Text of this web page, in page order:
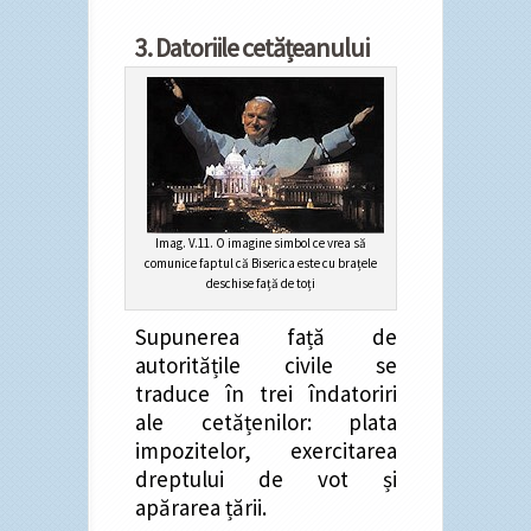
3. Datoriile cetățeanului
Imag. V.11. O imagine simbol ce vrea să
comunice faptul că Biserica este cu brațele
deschise față de toți
Supunerea față de
autoritățile civile se
traduce în trei îndatoriri
ale cetățenilor: plata
impozitelor, exercitarea
dreptului de vot și
apărarea țării.